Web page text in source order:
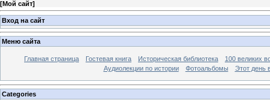
[Мой сайт]
Вход на сайт
Меню сайта
Главная страница Гостевая книга Историческая библиотека
100 великих
Аудиолекции по истории
Фотоальбомы Этот день
Categories